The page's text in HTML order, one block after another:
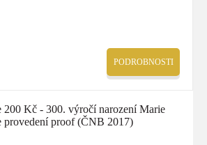
PODROBNOSTI
200 Kč - 300. výročí narození Marie
provedení proof (ČNB 2017)